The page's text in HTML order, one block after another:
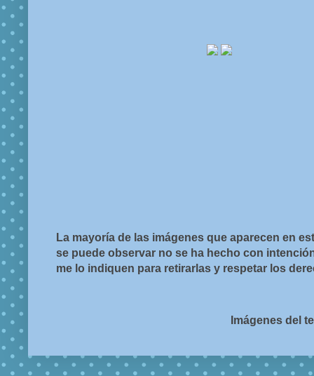
La mayoría de las imágenes que aparecen en
se puede observar no se ha hecho con
me lo indiquen para retirarlas y respetar los
Imágenes del